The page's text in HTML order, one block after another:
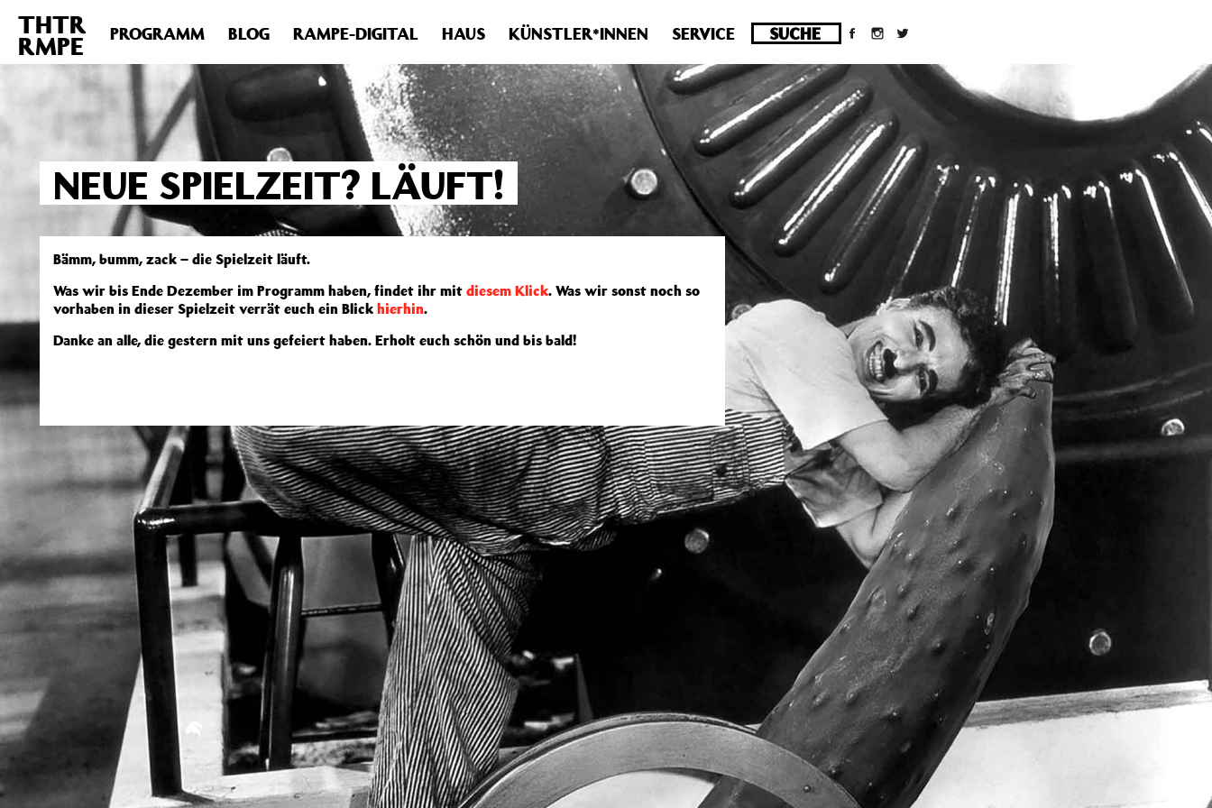
Deprecated : Die Funktion post_permalink ist seit Version 4.4.0 veraltet! Verwende stattdessen get_permalink(). in /homepages/10/d43051023/htdocs/wordpress/wp-
includes/functions.phpon line6031
THTR
RMPE PROGRAMM BLOG RAMPE-DIGITAL HAUS KÜNSTLER*INNEN SERVICE
NEUE SPIELZEIT? LÄUFT!
Bämm, bumm, zack – die Spielzeit läuft.
Was wir bis Ende Dezember im Programm haben, findet ihr mit diesem Klick. Was wir sonst noch so
vorhaben in dieser Spielzeit verrät euch ein Blick hierhin.
Danke an alle, die gestern mit uns gefeiert haben. Erholt euch schön und bis bald!